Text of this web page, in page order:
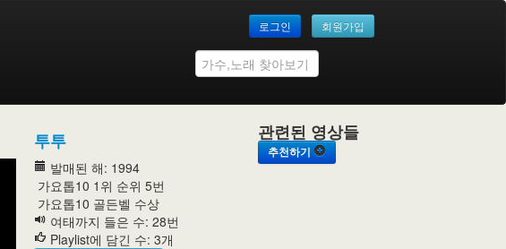
로그인 회원가입
투투
발매된 해: 1994
가요톱10 1위 순위 5번
가요톱10 골든벨 수상
여태까지 들은 수: 28번
Playlist에 담긴 수: 3개
관련된 영상들
추천하기